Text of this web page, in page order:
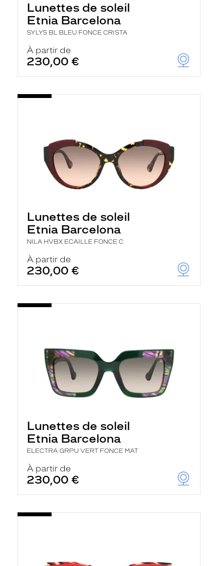
Lunettes de soleil
Etnia Barcelona
SYLYS BL BLEU FONCE CRISTA
À partir de
230,00 €
Lunettes de soleil
Etnia Barcelona
NILA HVBX ECAILLE FONCE C
À partir de
230,00 €
Lunettes de soleil
Etnia Barcelona
ELECTRA GRPU VERT FONCE MAT
À partir de
230,00 €